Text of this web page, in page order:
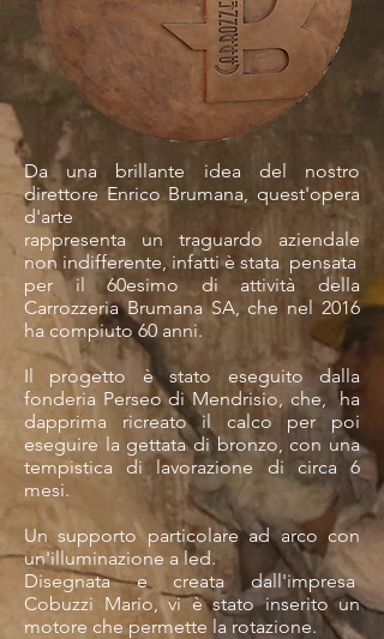
Da una brillante idea del nostro
direttore Enrico Brumana, quest'opera
d'arte
rappresenta un traguardo aziendale
non indifferente, infatti è stata pensata
per il 60esimo di attività della
Carrozzeria Brumana SA, che nel 2016
ha compiuto 60 anni.
Il progetto è stato eseguito dalla
fonderia Perseo di Mendrisio, che, ha
dapprima ricreato il calco per poi
eseguire la gettata di bronzo, con una
tempistica di lavorazione di circa 6
mesi.
Un supporto particolare ad arco con
un'illuminazione a led.
Disegnata e creata dall'impresa
Cobuzzi Mario, vi è stato inserito un
motore che permette la rotazione.